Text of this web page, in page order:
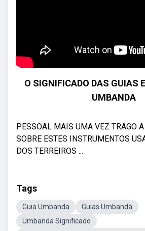
O SIGNIFICADO DAS GUIAS
UMBANDA
PESSOAL MAIS UMA VEZ TRAGO
SOBRE ESTES INSTRUMENTOS
DOS TERREIROS ...
Tags
Guia Umbanda
Guias Umbanda
Umbanda Significado